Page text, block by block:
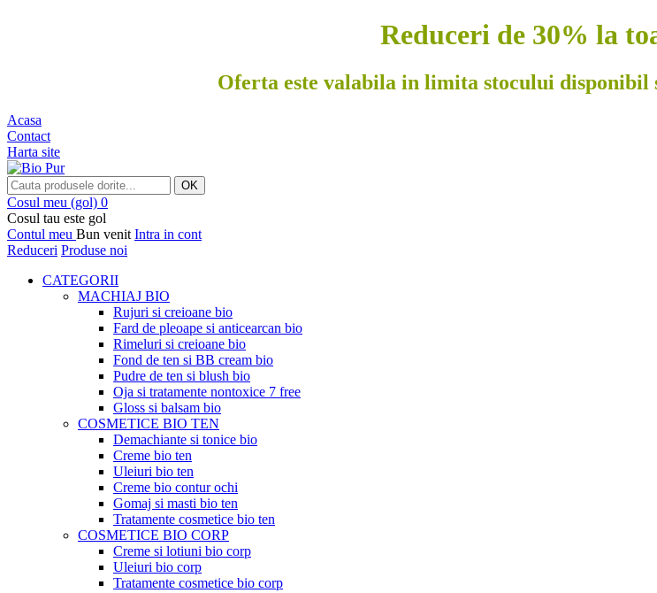
Reduceri de 30% la
Oferta este valabila in limita stocului disponibil
Acasa
Contact
Harta site
OK
Cosul meu (gol) 0
Cosul tau este gol
Contul meu Bun venit Intra in cont
Reduceri Produse noi
CATEGORII
MACHIAJ BIO
Rujuri si creioane bio
Fard de pleoape si anticearcan bio
Rimeluri si creioane bio
Fond de ten si BB cream bio
Pudre de ten si blush bio
Oja si tratamente nontoxice 7 free
Gloss si balsam bio
COSMETICE BIO TEN
Demachiante si tonice bio
Creme bio ten
Uleiuri bio ten
Creme bio contur ochi
Gomaj si masti bio ten
Tratamente cosmetice bio ten
COSMETICE BIO CORP
Creme si lotiuni bio corp
Uleiuri bio corp
Tratamente cosmetice bio corp